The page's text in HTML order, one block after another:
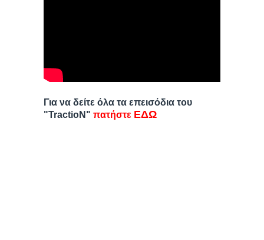
Για να δείτε όλα τα επεισόδια του
"TractioN" πατήστε ΕΔΩ